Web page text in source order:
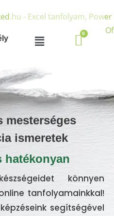
Menu
mesterséges
ismeretek
hatékonyan
könnyen
tanfolyamainkkal!
segítségével